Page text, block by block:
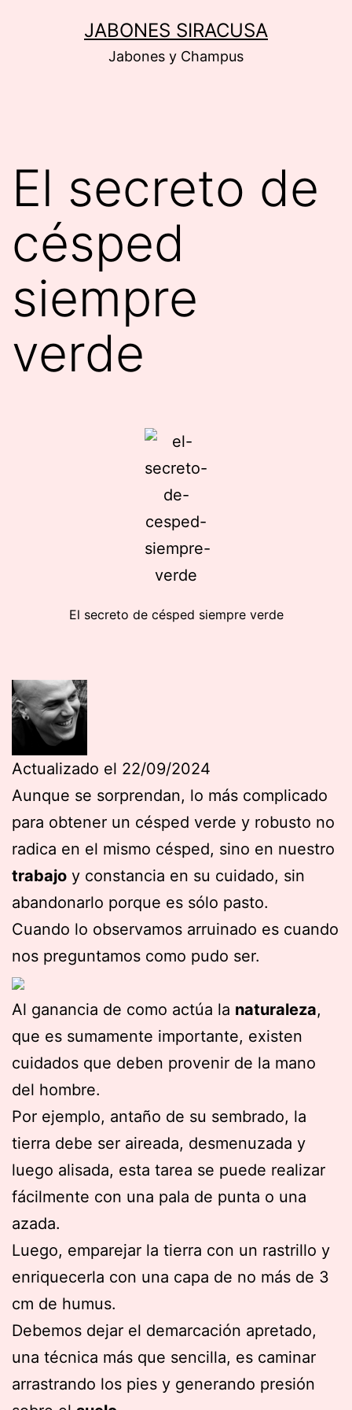
JABONES SIRACUSA
Jabones y Champus
El secreto de
césped
siempre
verde
El secreto de césped siempre verde
Actualizado el 22/09/2024
Aunque se sorprendan, lo más complicado
para obtener un césped verde y robusto no
radica en el mismo césped, sino en nuestro
trabajo y constancia en su cuidado, sin
abandonarlo porque es sólo pasto.
Cuando lo observamos arruinado es cuando
nos preguntamos como pudo ser.
Al ganancia de como actúa la naturaleza,
que es sumamente importante, existen
cuidados que deben provenir de la mano
del hombre.
Por ejemplo, antaño de su sembrado, la
tierra debe ser aireada, desmenuzada y
luego alisada, esta tarea se puede realizar
fácilmente con una pala de punta o una
azada.
Luego, emparejar la tierra con un rastrillo y
enriquecerla con una capa de no más de 3
cm de humus.
Debemos dejar el demarcación apretado,
una técnica más que sencilla, es caminar
arrastrando los pies y generando presión